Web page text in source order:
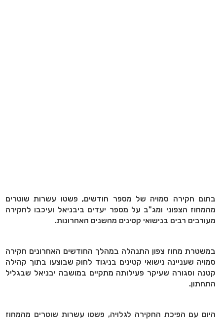
בתום חקירה סמויה של מספר חודשים, פשטו עשרות שוטרים
מהמחוז הצפוני ומג"ב על מספר יעדים ביבניאל ועיכבו לחקירה
מעורבים רבים בנישואי קטינים מהשנים האחרונות.
במשטרת מחוז צפון התנהלה במהלך החודשים האחרונים חקירה
סמויה שעניינה נישואי קטינים בניגוד לחוק שבוצעו בתוך קהילה
קטנה וסגורה שעיקר פעילותה מתקיים במושבה יבניאל שבגליל
התחתון.
היום עם הפיכת החקירה לגלויה, פשטו עשרות שוטרים מהמחוז